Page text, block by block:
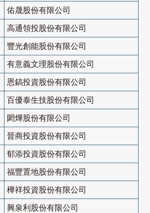
佑晟股份有限公司
高通領投股份有限公司
豐光創能股份有限公司
有意義文理股份有限公司
恩鎬投資股份有限公司
百優泰生技股份有限公司
閎燁股份有限公司
晉商投資股份有限公司
郁添投資股份有限公司
福豐置地股份有限公司
樺祥投資股份有限公司
興泉利股份有限公司